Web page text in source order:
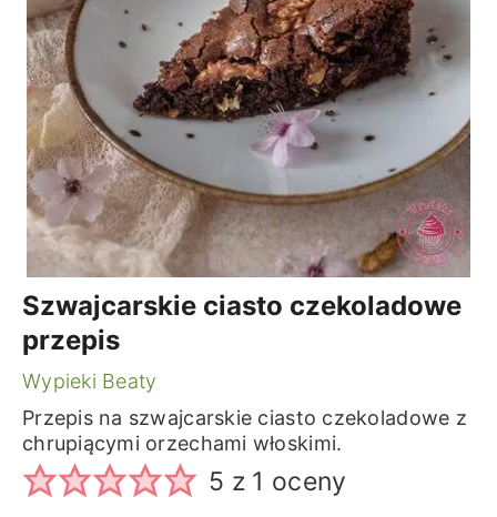
Szwajcarskie ciasto czekoladowe
przepis
Wypieki Beaty
Przepis na szwajcarskie ciasto czekoladowe z
chrupiącymi orzechami włoskimi.
5 z 1 oceny